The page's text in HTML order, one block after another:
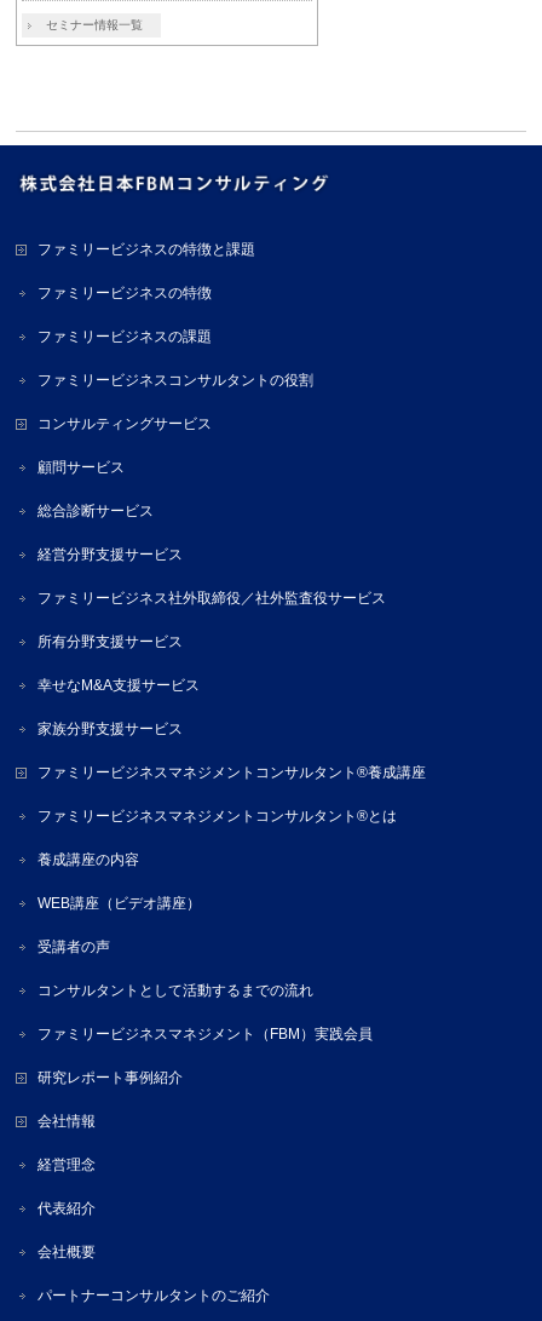
セミナー情報一覧
ファミリービジネスの特徴と課題
ファミリービジネスの特徴
ファミリービジネスの課題
ファミリービジネスコンサルタントの役割
コンサルティングサービス
顧問サービス
総合診断サービス
経営分野支援サービス
ファミリービジネス社外取締役／社外監査役サービス
所有分野支援サービス
幸せなM&A支援サービス
家族分野支援サービス
ファミリービジネスマネジメントコンサルタント®養成講座
ファミリービジネスマネジメントコンサルタント®とは
養成講座の内容
WEB講座（ビデオ講座）
受講者の声
コンサルタントとして活動するまでの流れ
ファミリービジネスマネジメント（FBM）実践会員
研究レポート事例紹介
会社情報
経営理念
代表紹介
会社概要
パートナーコンサルタントのご紹介